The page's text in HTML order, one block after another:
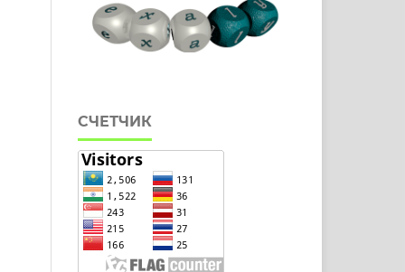
СЧЕТЧИК